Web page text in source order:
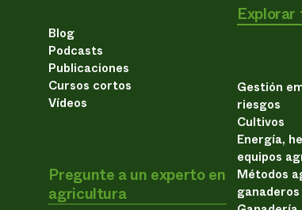
Blog
Podcasts
Publicaciones
Cursos cortos
Vídeos
Pregunte a un experto en
agricultura
Explorar
Gestión
riesgos
Cultivos
Energía,
equipos
Métodos
ganaderos